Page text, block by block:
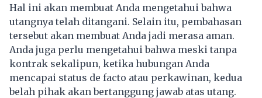
Hal ini akan membuat Anda mengetahui bahwa
utangnya telah ditangani. Selain itu, pembahasan
tersebut akan membuat Anda jadi merasa aman.
Anda juga perlu mengetahui bahwa meski tanpa
kontrak sekalipun, ketika hubungan Anda
mencapai status de facto atau perkawinan, kedua
belah pihak akan bertanggung jawab atas utang.